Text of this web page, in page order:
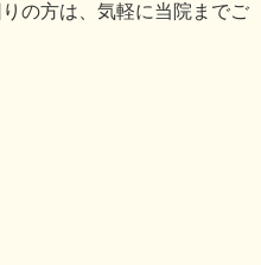
の方は、気軽に当院までご